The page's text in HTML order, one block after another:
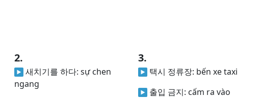
2.
새치기를 하다: sự chen
ngang
3.
택시 정류장: bến xe taxi
출입 금지: cấm ra vào